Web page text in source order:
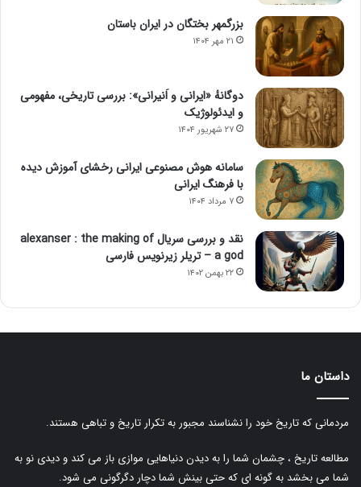
بزرگمهر بختگان در ایران باستان
۲۱ مهر ۱۴۰۴
دوگانهٔ «ایرانی و اَنیرانی»: بررسی تاریخی، مفهومی
و ایدئولوژیک
۲۷ شهریور ۱۴۰۴
سامانه هوش مصنوعی ایرانی رخشای آموزش دیده
با فرهنگ ایرانی
۷ مرداد ۱۴۰۴
نقد و بررسی سریال alexanser : the making of
a god – تریلر زیرنویس فارسی
۲۲ بهمن ۱۴۰۲
داستان ما
مردمانی که تاریخ خود را نشناسند مجبور به تکرار تاریخ و تباهی هستند.
مطالعه تاریخ ، چشمان شما را به دیدن دنیاهایی موازی باز می کند و دیدی نو به
شما می بخشد به گونه ای که حتی بینش شما دچار دگرگونی می شود.